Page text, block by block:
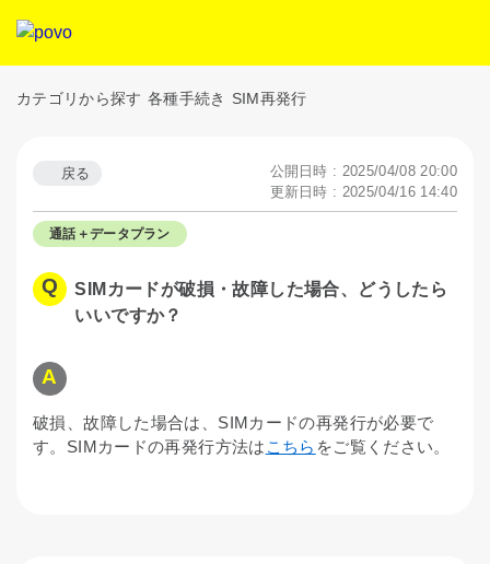
カテゴリから探す 各種手続き SIM再発行
戻る
公開日時 : 2025/04/08 20:00
更新日時 : 2025/04/16 14:40
通話＋データプラン
SIMカードが破損・故障した場合、どうしたら
いいですか？
破損、故障した場合は、SIMカードの再発行が必要で
す。SIMカードの再発行方法は こちら をご覧ください。